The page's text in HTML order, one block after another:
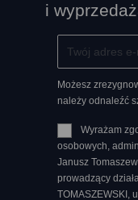
i
Możesz
należy odnaleźć
Wyrażam
osobowych,
Janusz
prowadzący
TOMASZEWSKI,